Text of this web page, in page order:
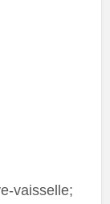
vaisselle;